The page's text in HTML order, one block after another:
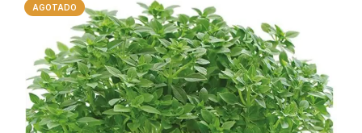
AGOTADO